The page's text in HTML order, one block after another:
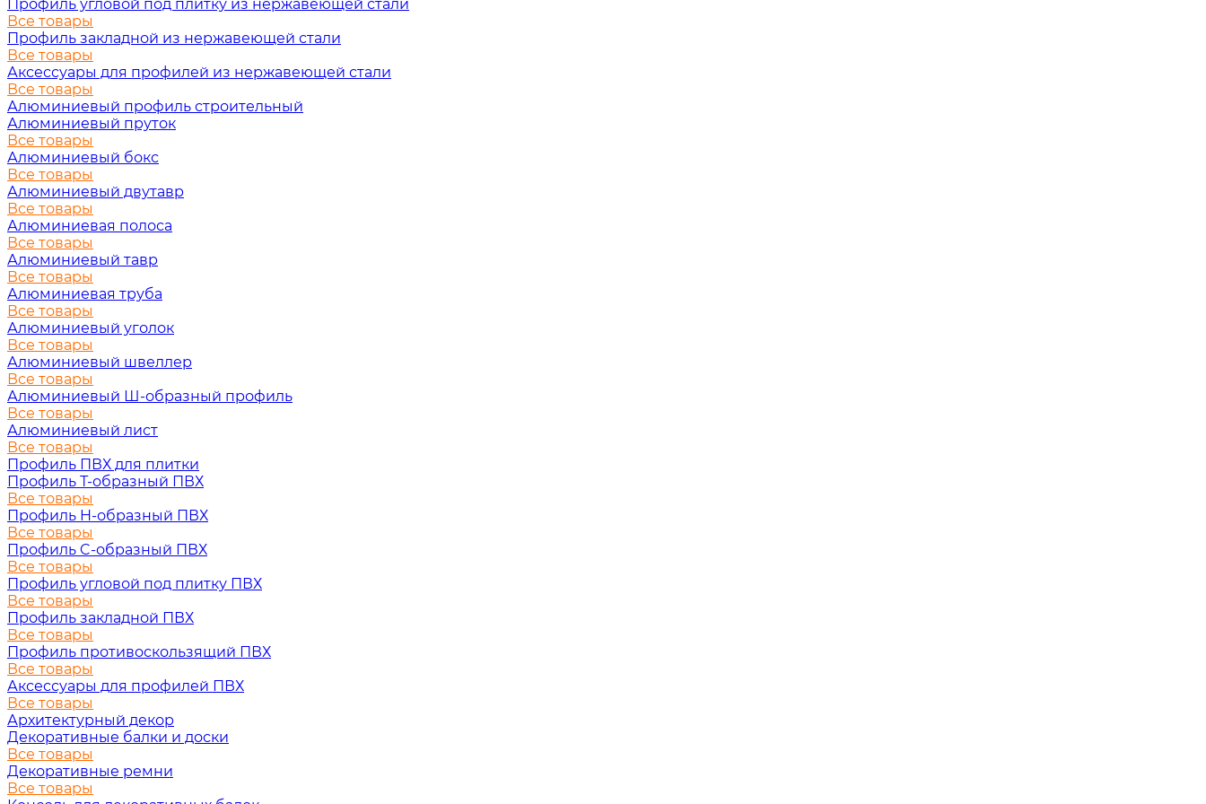
Профиль угловой под плитку из нержавеющей стали
Все товары
Профиль закладной из нержавеющей стали
Все товары
Аксессуары для профилей из нержавеющей стали
Все товары
Алюминиевый профиль строительный
Алюминиевый пруток
Все товары
Алюминиевый бокс
Все товары
Алюминиевый двутавр
Все товары
Алюминиевая полоса
Все товары
Алюминиевый тавр
Все товары
Алюминиевая труба
Все товары
Алюминиевый уголок
Все товары
Алюминиевый швеллер
Все товары
Алюминиевый Ш-образный профиль
Все товары
Алюминиевый лист
Все товары
Профиль ПВХ для плитки
Профиль Т-образный ПВХ
Все товары
Профиль H-образный ПВХ
Все товары
Профиль C-образный ПВХ
Все товары
Профиль угловой под плитку ПВХ
Все товары
Профиль закладной ПВХ
Все товары
Профиль противоскользящий ПВХ
Все товары
Аксессуары для профилей ПВХ
Все товары
Архитектурный декор
Декоративные балки и доски
Все товары
Декоративные ремни
Все товары